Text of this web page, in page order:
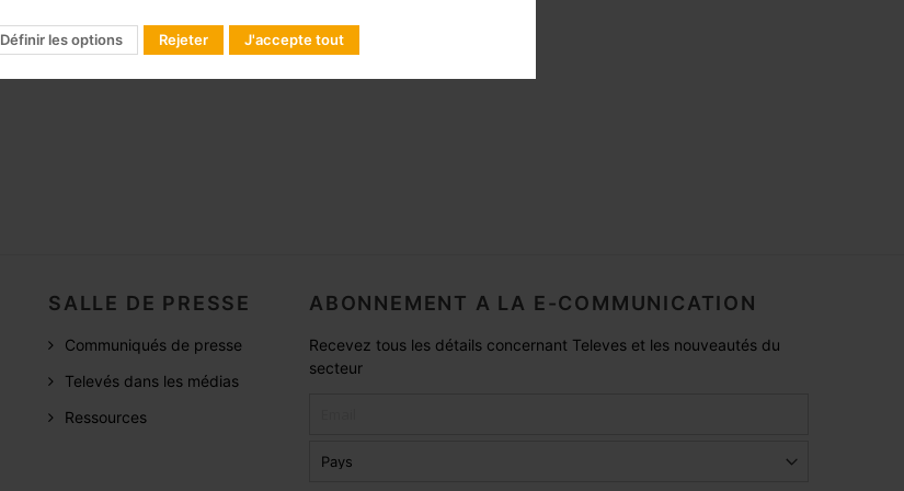
SALLE DE PRESSE
Communiqués de presse
Televés dans les médias
Ressources
ABONNEMENT A LA E-COMMUNICATION
Recevez tous les détails concernant Televes et les nouveautés du
secteur
Définir les options Rejeter J'accepte tout